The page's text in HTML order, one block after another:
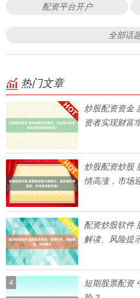
配资平台开户
全部话
热门文章
炒股配资资金
资者实现财富
炒股配资炒股
情高涨，市场
配资炒股软件
解读、风险提
4
短期股票配资